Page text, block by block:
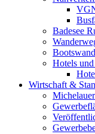
Badesee
Hotels und
Wirtschaft &